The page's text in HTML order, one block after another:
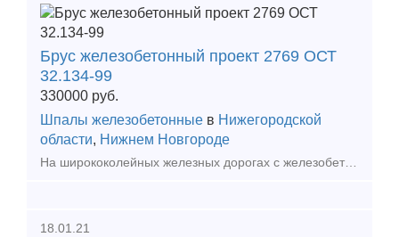
Брус железобетонный проект 2769 ОСТ
32.134-99
330000 руб.
Шпалы железобетонные в Нижегородской
области, Нижнем Новгороде
На ширококолейных железных дорогах с железобетонными шпалами для устройства стрелочных переводов применяют железобетонные брусья. Железобетонный брус незаменим при обустройстве стрелок на бесс
18.01.21